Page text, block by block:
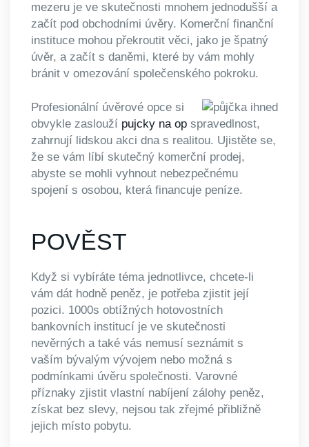
mezeru je ve skutečnosti mnohem jednodušší a
začít pod obchodními úvěry. Komerční finanční
instituce mohou překroutit věci, jako je špatný
úvěr, a začít s daněmi, které by vám mohly
bránit v omezování společenského pokroku.
Profesionální úvěrové opce si
obvykle zaslouží pujcky na op spravedlnost,
zahrnují lidskou akci dna s realitou. Ujistěte se,
že se vám líbí skutečný komerční prodej,
abyste se mohli vyhnout nebezpečnému
spojení s osobou, která financuje peníze.
POVĚST
Když si vybíráte téma jednotlivce, chcete-li
vám dát hodně peněz, je potřeba zjistit její
pozici. 1000s obtížných hotovostních
bankovních institucí je ve skutečnosti
nevěrných a také vás nemusí seznámit s
vaším bývalým vývojem nebo možná s
podmínkami úvěru společnosti. Varovné
příznaky zjistit vlastní nabíjení zálohy peněz,
získat bez slevy, nejsou tak zřejmé přibližně
jejich místo pobytu.